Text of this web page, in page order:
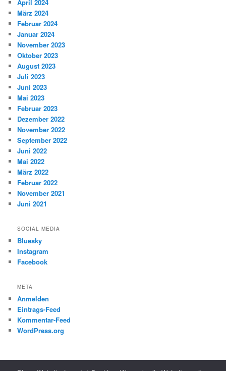
April 2024
März 2024
Februar 2024
Januar 2024
November 2023
Oktober 2023
August 2023
Juli 2023
Juni 2023
Mai 2023
Februar 2023
Dezember 2022
November 2022
September 2022
Juni 2022
Mai 2022
März 2022
Februar 2022
November 2021
Juni 2021
SOCIAL MEDIA
Bluesky
Instagram
Facebook
META
Anmelden
Eintrags-Feed
Kommentar-Feed
WordPress.org